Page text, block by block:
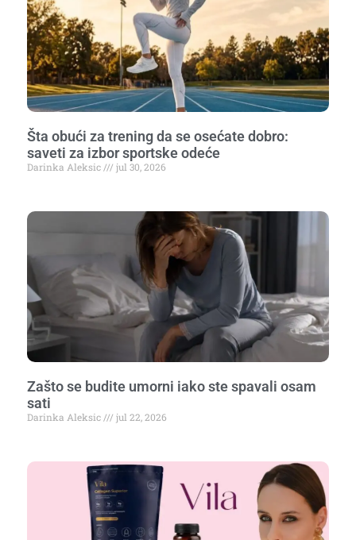
Šta obući za trening da se osećate dobro:
saveti za izbor sportske odeće
Darinka Aleksic jul 30, 2026
Zašto se budite umorni iako ste spavali osam
sati
Darinka Aleksic jul 22, 2026